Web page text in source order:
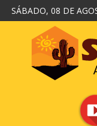
SÁBADO, 08 DE